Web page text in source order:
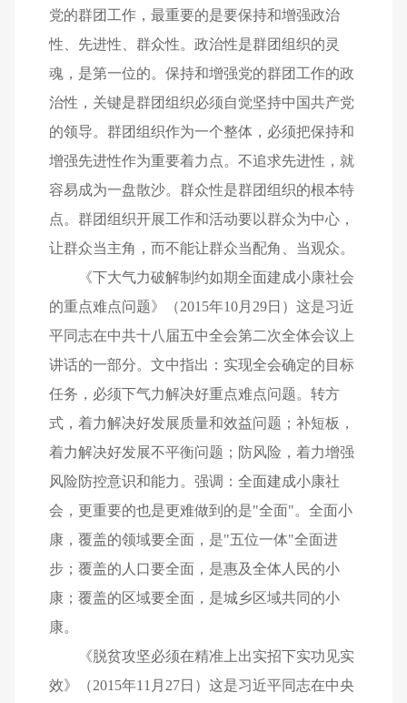
党的群团工作，最重要的是要保持和增强政治
性、先进性、群众性。政治性是群团组织的灵
魂，是第一位的。保持和增强党的群团工作的政
治性，关键是群团组织必须自觉坚持中国共产党
的领导。群团组织作为一个整体，必须把保持和
增强先进性作为重要着力点。不追求先进性，就
容易成为一盘散沙。群众性是群团组织的根本特
点。群团组织开展工作和活动要以群众为中心，
让群众当主角，而不能让群众当配角、当观众。
《下大气力破解制约如期全面建成小康社会
的重点难点问题》（2015年10月29日）这是习近
平同志在中共十八届五中全会第二次全体会议上
讲话的一部分。文中指出：实现全会确定的目标
任务，必须下气力解决好重点难点问题。转方
式，着力解决好发展质量和效益问题；补短板，
着力解决好发展不平衡问题；防风险，着力增强
风险防控意识和能力。强调：全面建成小康社
会，更重要的也是更难做到的是"全面"。全面小
康，覆盖的领域要全面，是"五位一体"全面进
步；覆盖的人口要全面，是惠及全体人民的小
康；覆盖的区域要全面，是城乡区域共同的小
康。
《脱贫攻坚必须在精准上出实招下实功见实
效》（2015年11月27日）这是习近平同志在中央